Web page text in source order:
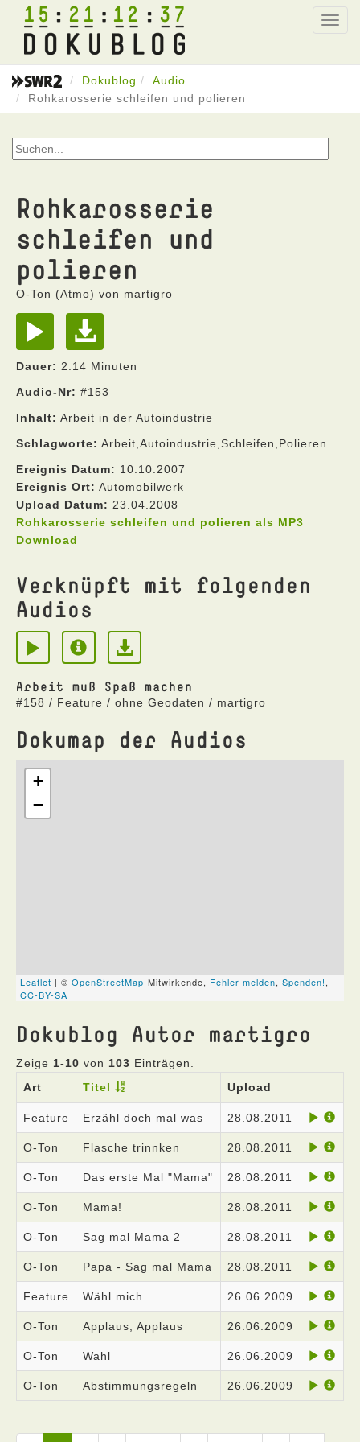
15 21 12 37
Dokublog
Audio
Rohkarosserie schleifen und polieren
Rohkarosserie
schleifen und
polieren
O-Ton (Atmo) von martigro
Dauer: 2:14 Minuten
Audio-Nr: #153
Inhalt: Arbeit in der Autoindustrie
Schlagworte: Arbeit,Autoindustrie,Schleifen,Polieren
Ereignis Datum: 10.10.2007
Ereignis Ort: Automobilwerk
Upload Datum: 23.04.2008
Rohkarosserie schleifen und polieren als MP3
Download
Verknüpft mit folgenden
Audios
Arbeit muß Spaß machen
#158 / Feature / ohne Geodaten / martigro
Dokumap der Audios
Dokublog Autor martigro
Zeige 1-10 von 103 Einträgen.
Art
Titel Upload
Feature Erzähl doch mal was 28.08.2011
O-Ton Flasche trinnken 28.08.2011
O-Ton Das erste Mal "Mama" 28.08.2011
O-Ton Mama! 28.08.2011
O-Ton Sag mal Mama 2 28.08.2011
O-Ton Papa - Sag mal Mama 28.08.2011
Feature Wähl mich 26.06.2009
O-Ton Applaus, Applaus 26.06.2009
O-Ton Wahl 26.06.2009
O-Ton Abstimmungsregeln 26.06.2009